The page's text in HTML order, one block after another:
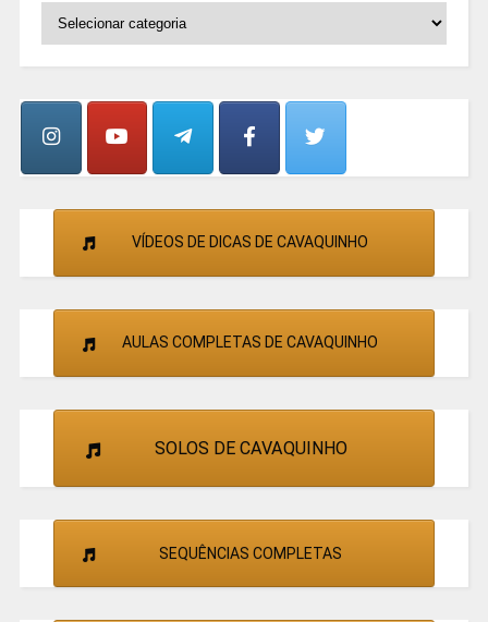
CANTORES
VÍDEOS DE DICAS DE CAVAQUINHO
AULAS COMPLETAS DE CAVAQUINHO
SOLOS DE CAVAQUINHO
SEQUÊNCIAS COMPLETAS